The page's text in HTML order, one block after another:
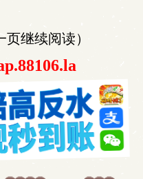
继续阅读）